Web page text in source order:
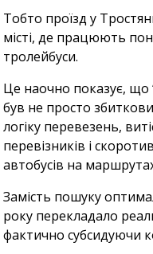
Тобто проїзд у
місті, де працюють
тролейбуси.
Це наочно показує, що
був не просто
логіку перевезень,
перевізників і
автобусів на
Замість пошуку
року перекладало
фактично субсидуючи